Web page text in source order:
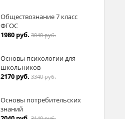
Обществознание 7 класс
ФГОС
1980 руб. 3040 руб.
Основы психологии для
школьников
2170 руб. 3340 руб.
Основы потребительских
знаний